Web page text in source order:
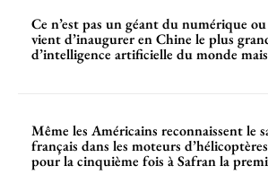
Ce n’est pas un géant du numérique
vient d’inaugurer en Chine le plus
d’intelligence artificielle du monde
Même les Américains reconnaissent le
français dans les moteurs
pour la cinquième fois à Safran la